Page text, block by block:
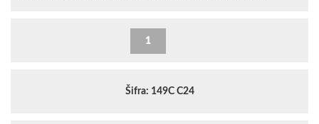
Šifra: 149C C24